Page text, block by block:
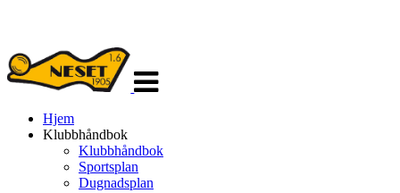
navigasjon
Hjem
Klubbhåndbok
Klubbhåndbok
Sportsplan
Dugnadsplan